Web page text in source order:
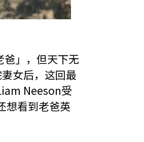
爸」，但天下无
女后，这回最
Neeson受
想看到老爸英